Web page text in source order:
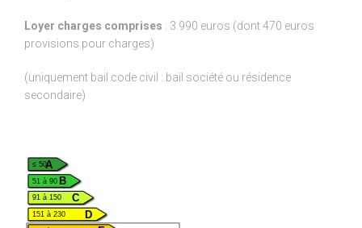
Loyer charges comprises : 3.990 euros (dont 470 euros
provisions pour charges)
(uniquement bail code civil : bail société ou résidence
secondaire)
A
≤ 50
B
51 à 90
C
91 à 150
D
151 à 230